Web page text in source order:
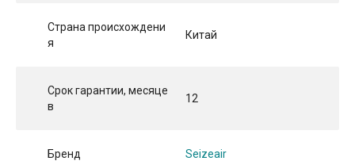
Страна происхождени
я
Китай
Срок гарантии, месяце
в
12
Бренд Seizeair